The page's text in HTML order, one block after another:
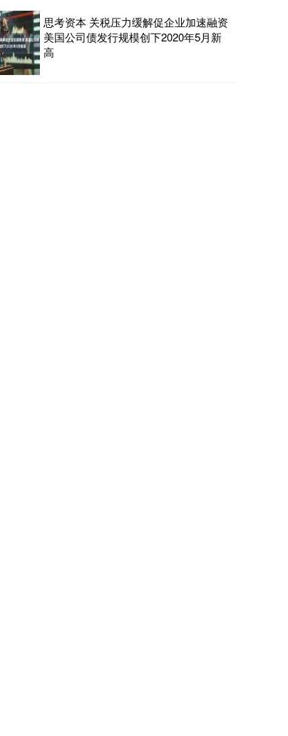
思考资本 关税压力缓解促企业加速融资
美国公司债发行规模创下2020年5月新
高